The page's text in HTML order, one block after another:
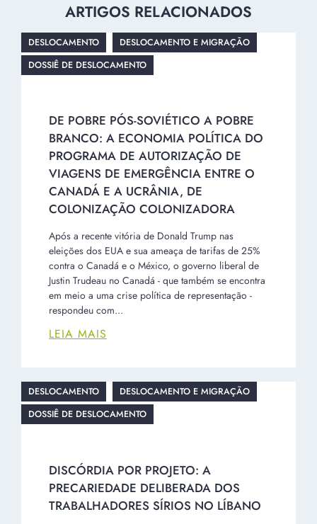
ARTIGOS RELACIONADOS
DESLOCAMENTO
DESLOCAMENTO E MIGRAÇÃO
DOSSIÊ DE DESLOCAMENTO
DE POBRE PÓS-SOVIÉTICO A POBRE
BRANCO: A ECONOMIA POLÍTICA DO
PROGRAMA DE AUTORIZAÇÃO DE
VIAGENS DE EMERGÊNCIA ENTRE O
CANADÁ E A UCRÂNIA, DE
COLONIZAÇÃO COLONIZADORA
Após a recente vitória de Donald Trump nas
eleições dos EUA e sua ameaça de tarifas de 25%
contra o Canadá e o México, o governo liberal de
Justin Trudeau no Canadá - que também se encontra
em meio a uma crise política de representação -
respondeu com...
LEIA MAIS
DESLOCAMENTO
DESLOCAMENTO E MIGRAÇÃO
DOSSIÊ DE DESLOCAMENTO
DISCÓRDIA POR PROJETO: A
PRECARIEDADE DELIBERADA DOS
TRABALHADORES SÍRIOS NO LÍBANO